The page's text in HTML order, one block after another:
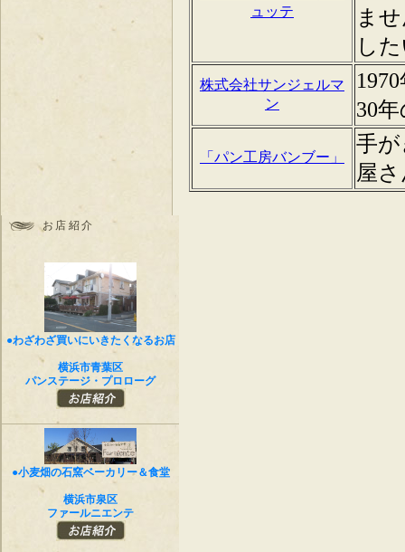
お店紹介
●わざわざ買いにいきたくなるお店
横浜市青葉区
パンステージ・プロローグ
●小麦畑の石窯ベーカリー＆食堂
横浜市泉区
ファールニエンテ